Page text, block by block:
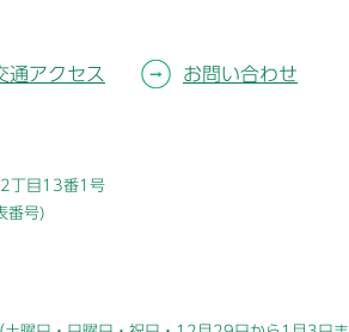
通アクセス お問い合わせ
丁目13番1号
番号)